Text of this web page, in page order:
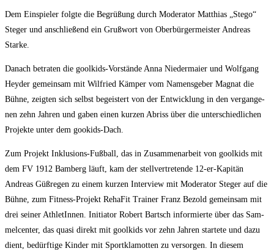
Dem Ein­spie­ler folg­te die Begrü­ßung durch Mode­ra­tor Mat­thi­as „Ste­go“
Ste­ger und anschlie­ßend ein Gruß­wort von Ober­bür­ger­meis­ter Andre­as
Starke.
Danach betra­ten die gool­kids-Vor­stän­de Anna Nie­der­mai­er und Wolf­gang
Heyder gemein­sam mit Wil­fried Käm­per vom Namens­ge­ber Magnat die
Büh­ne, zeig­ten sich selbst begeis­tert von der Ent­wick­lung in den ver­gan­ge­
nen zehn Jah­ren und gaben einen kur­zen Abriss über die unter­schied­li­chen
Pro­jek­te unter dem gookids-Dach.
Zum Pro­jekt Inklu­si­ons-Fuß­ball, das in Zusam­men­ar­beit von gool­kids mit
dem FV 1912 Bam­berg läuft, kam der stell­ver­tre­ten­de 12-er-Kapi­tän
Andre­as Güß­re­gen zu einem kur­zen Inter­view mit Mode­ra­tor Ste­ger auf die
Büh­ne, zum Fit­ness-Pro­jekt Reha­Fit Trai­ner Franz Bezold gemein­sam mit
drei sei­ner Ath­le­tIn­nen. Initia­tor Robert Bartsch infor­mier­te über das Sam­
mel­cen­ter, das qua­si direkt mit gool­kids vor zehn Jah­ren star­te­te und dazu
dient, bedürf­ti­ge Kin­der mit Sport­kla­mot­ten zu ver­sor­gen. In die­sem